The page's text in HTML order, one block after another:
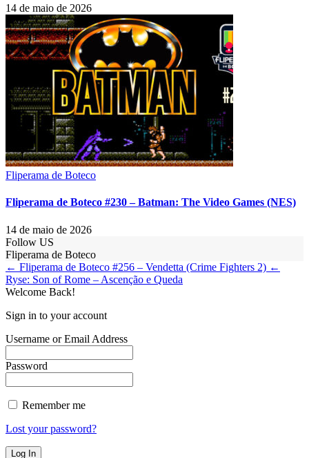
14 de maio de 2026
Fliperama de Boteco
Fliperama de Boteco #230 – Batman: The Video Games (NES)
14 de maio de 2026
Follow US
Fliperama de Boteco
← Fliperama de Boteco #256 – Vendetta (Crime Fighters 2) ←
Ryse: Son of Rome – Ascenção e Queda
Welcome Back!
Sign in to your account
Username or Email Address
Password
Remember me
Lost your password?